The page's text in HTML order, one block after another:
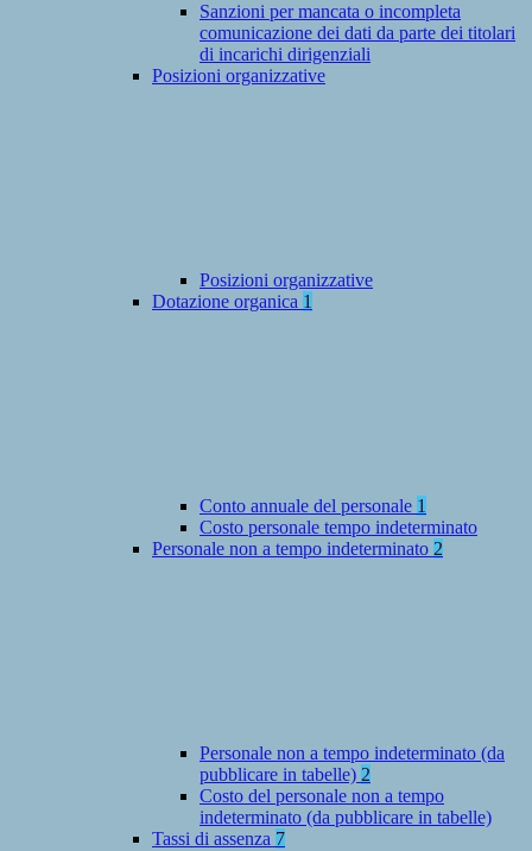
Sanzioni per mancata o incompleta
comunicazione dei dati da parte dei titolari
di incarichi dirigenziali
Posizioni organizzative
Posizioni organizzative
Dotazione organica 1
Conto annuale del personale 1
Costo personale tempo indeterminato
Personale non a tempo indeterminato 2
Personale non a tempo indeterminato (da
pubblicare in tabelle) 2
Costo del personale non a tempo
indeterminato (da pubblicare in tabelle)
Tassi di assenza 7